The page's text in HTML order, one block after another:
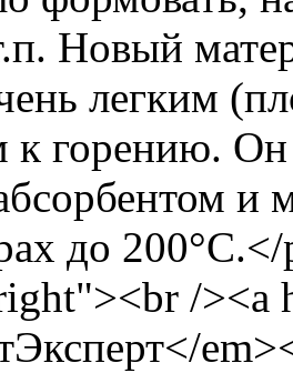
Новый
легким
к горению.
и
до
/><a